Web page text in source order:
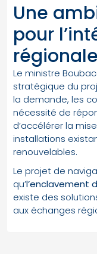
Une
pour
régionale
Le ministre
stratégique du
la demande, les
nécessité de
d’accélérer la
installations
renouvelables.
Le projet de
qu’l’enclavement
existe des
aux échanges